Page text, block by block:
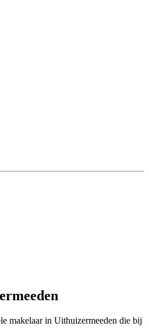
makelaar in Uithuizermeeden die bij